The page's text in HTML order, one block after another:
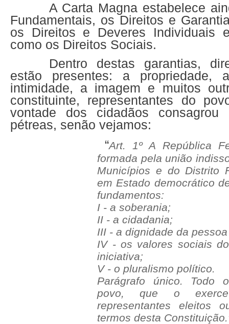
A Carta Magna estabelece
Fundamentais, os Direitos e
os Direitos e Deveres Individuais
como os Direitos Sociais.
Dentro destas garantias,
estão presentes: a propriedade,
intimidade, a imagem e muitos
constituinte, representantes do
vontade dos cidadãos consagrou
pétreas, senão vejamos:
“Art. 1º A República
formada pela união
Municípios e do Distrito
em Estado democrático
fundamentos:
I - a soberania;
II - a cidadania;
III - a dignidade da
IV - os valores sociais
iniciativa;
V - o pluralismo político.
Parágrafo único. Todo
povo, que o
representantes eleitos
termos desta